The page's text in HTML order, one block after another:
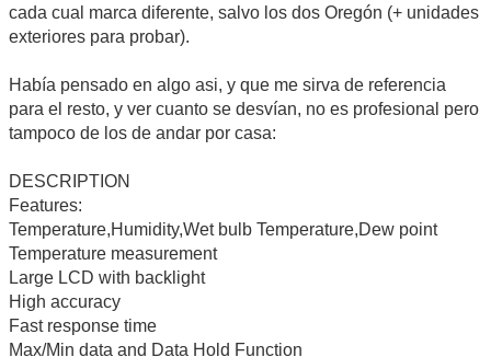
cada cual marca diferente, salvo los dos Oregón (+ unidades
exteriores para probar).
Había pensado en algo asi, y que me sirva de referencia
para el resto, y ver cuanto se desvían, no es profesional pero
tampoco de los de andar por casa:
DESCRIPTION
Features:
Temperature,Humidity,Wet bulb Temperature,Dew point
Temperature measurement
Large LCD with backlight
High accuracy
Fast response time
Max/Min data and Data Hold Function